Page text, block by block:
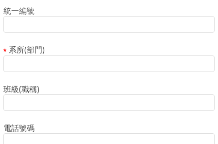
統一編號
系所(部門)
班級(職稱)
電話號碼